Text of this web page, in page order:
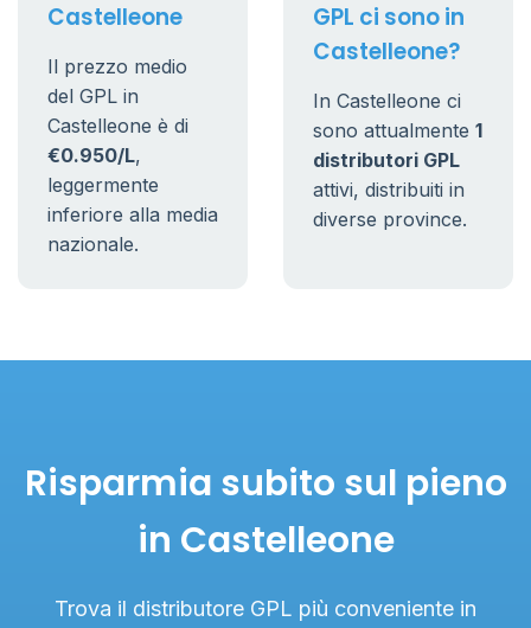
Castelleone
Il prezzo medio
del GPL in
Castelleone è di
€0.950/L,
leggermente
inferiore alla media
nazionale.
GPL ci sono in
Castelleone?
In Castelleone ci
sono attualmente 1
distributori GPL
attivi, distribuiti in
diverse province.
Risparmia subito sul pieno
in Castelleone
Trova il distributore GPL più conveniente in